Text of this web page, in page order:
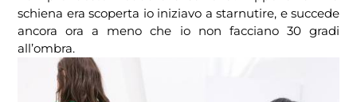
schiena era scoperta io iniziavo a starnutire, e succede
ancora ora a meno che io non facciano 30 gradi
all’ombra.